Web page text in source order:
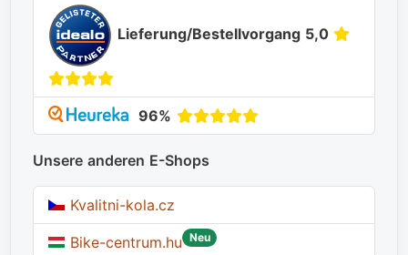
Lieferung/Bestellvorgang 5,0
96%
Unsere anderen E-Shops
Kvalitni-kola.cz
Bike-centrum.hu Neu